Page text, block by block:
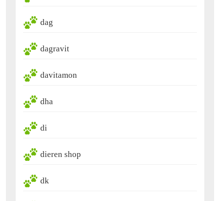
dag
dagravit
davitamon
dha
di
dieren shop
dk